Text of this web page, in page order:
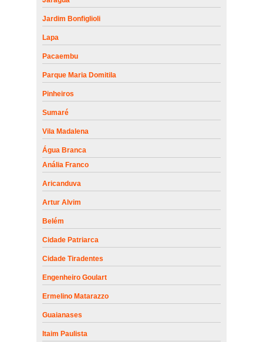
Jardim Bonfiglioli
Lapa
Pacaembu
Parque Maria Domitila
Pinheiros
Sumaré
Vila Madalena
Água Branca
Anália Franco
Aricanduva
Artur Alvim
Belém
Cidade Patriarca
Cidade Tiradentes
Engenheiro Goulart
Ermelino Matarazzo
Guaianases
Itaim Paulista